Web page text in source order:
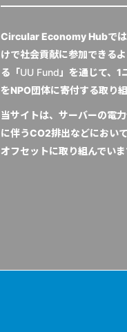
Circular Economy Hubでは
けで社会貢献に参加できる
る「UU Fund」を通じて、1
をNPO団体に寄付する取り
当サイトは、サーバーの電
に伴うCO2排出などにおい
オフセットに取り組んでい